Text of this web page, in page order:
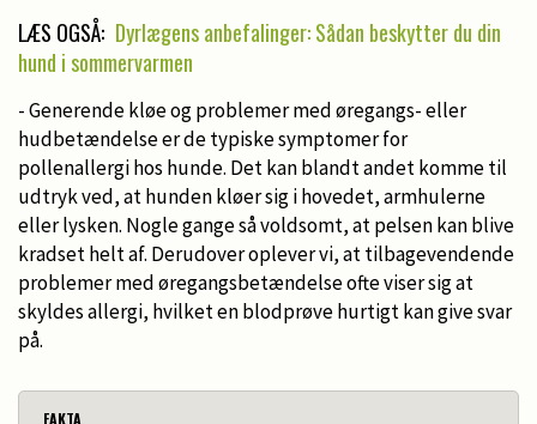
LÆS OGSÅ: Dyrlægens anbefalinger: Sådan beskytter du din
hund i sommervarmen
- Generende kløe og problemer med øregangs- eller
hudbetændelse er de typiske symptomer for
pollenallergi hos hunde. Det kan blandt andet komme til
udtryk ved, at hunden kløer sig i hovedet, armhulerne
eller lysken. Nogle gange så voldsomt, at pelsen kan blive
kradset helt af. Derudover oplever vi, at tilbagevendende
problemer med øregangsbetændelse ofte viser sig at
skyldes allergi, hvilket en blodprøve hurtigt kan give svar
på.
FAKTA